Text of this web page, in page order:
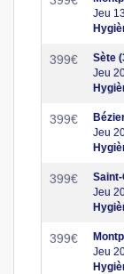
Jeu
399€
Sète
Jeu
399€
Jeu
399€
Jeu
399€
Jeu